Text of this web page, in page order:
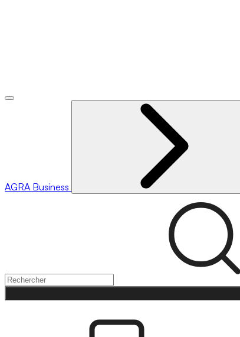
AGRA Business